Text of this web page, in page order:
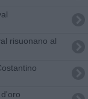
risuonano al